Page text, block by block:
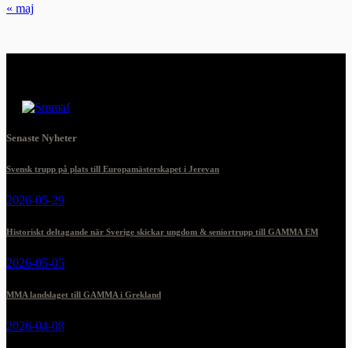
« maj
Senaste Nyheter
Svensk trupp på plats till Europamästerskapet i Jerevan
2026-05-29
Historiskt deltagande när Sverige skickar ungdom & seniortrupp till GAMMA EM
2026-05-05
MMA landslaget till GAMMA i Grekland
2026-04-08